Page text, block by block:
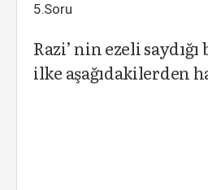
5.Soru
Razi’ nin ezeli
ilke aşağıdakilerden